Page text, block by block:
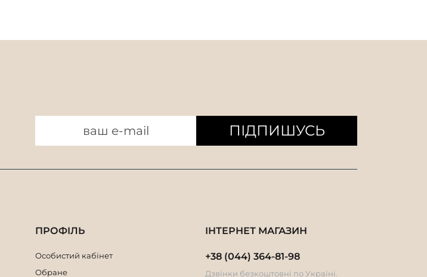
ПІДПИШУСЬ
ПРОФІЛЬ
Особистий кабінет
Обране
ІНТЕРНЕТ МАГАЗИН
+38 (044) 364-81-98
Дзвінки безкоштовні по Україні.